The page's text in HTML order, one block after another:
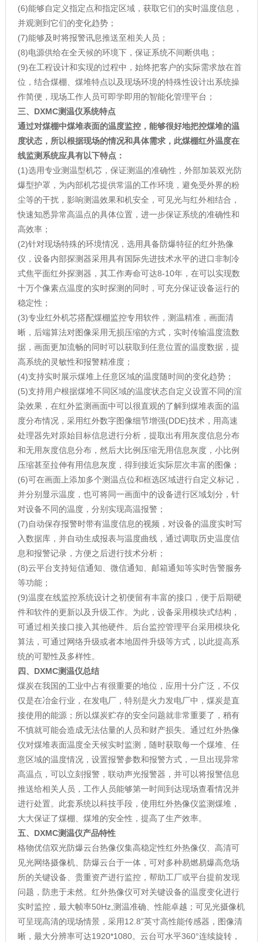
(6)能够自定义指定点和指定区域，获取它们的实时温度信息，
并观测到它们的变化趋势；
(7)能够及时将报警讯息推送至相关人员；
(8)电源供给在全天候的环境下，保证系统不间断供电；
(9)在工程设计和实现的过程中，始终把客户的实际需求放在首
位，结合煤棚、煤堆特点以及现场环境的特殊性设计出系统操
作简便，现场工作人员可即学即用的智能化管理平台；
三、 DXMC测温仪系统特点
通过对煤棚中煤堆表面的温度监控，能够很好地把控煤堆的温
度状态，所以根据现场的情况和具体需求，此煤棚红外温度在
线监测系统应具有以下特点：
(1)选用专业测温型机芯，保证测温的准确性，外部加装双光防
爆型护罩，为内部机芯提供常温的工作环境，避免受外界的粉
尘等的干扰，影响测温效果和机安全，可见光与红外相结合，
快速知悉异常高温点的具体位置，进一步保证系统的准确性和
高效率；
(2)针对现场特殊的环境情况，选用具备防爆特征的红外热像
仪，设备内部探测器采用具有国际先进技术水平的进口非制冷
式焦平面红外探测器，其工作寿命可达8-10年，在可以实现数
十万个像素点温度的实时探测的同时，可充分保证设备运行的
稳定性；
(3)专业红外机芯搭配煤棚监控专用软件，测温精准，画面清
晰，后端算法对图像采用无损压缩的方式，实时传输温度流数
据，画面更加流畅的同时可以获取到任意位置的温度数据，提
高系统的灵敏性和报警精准度；
(4)支持实时展示煤堆上任意区域的温度随时间的变化趋势；
(5)支持用户根据煤堆不同区域的温度状态自定义设置不同的渲
染效果，在红外监测画面中可以很直观的了解到煤堆表面的温
度分布情况，采用红外数字图像细节增强(DDE)技术，用高速
处理器先对原始目标信息进行分析，提取出有用灰度信息分布
和无用灰度信息分布，然后大比例压缩无用信息灰度，小比例
压缩甚至拉伸有用信息灰度，得到接近实际层次丰富的图像；
(6)可在画面上添加多个测温点位和框选区域进行自定义标记，
并分别显示温度，也可将同一画面中的设备进行区域划分，针
对设备不同的温度，分别实现高温报警；
(7)自动保存报警时带有温度信息的视频，对设备的温度实时写
入数据库，并自动生成报表与温度曲线，通过调取历史温度信
息和报警记录，方便之后进行技术分析；
(8)云平台支持短信通知、微信通知、邮箱通知等实时告警服务
等功能；
(9)温度在线监控系统设计之初便留有丰富的接口，便于后期硬
件和软件的更新以及升级工作。为此，设备采用模块式结构，
可通过相关接口接入其他硬件。后台监控管理平台采用模块化
算法，可通过网络升级或者本地固件升级等方式，以此提高系
统的可塑性及多样性。
四、 DXMC测温仪总结
煤炭在我国的工业中占有很重要的地位，应用十分广泛，不仅
仅是在冶金行业，在发电厂，特别是火力发电厂中，煤炭是直
接使用的能源；所以煤炭贮存的安全问题就非常重要了，稍有
不慎就可能会造成无法估量的人员和财产损失。通过红外热像
仪对煤堆表面温度全天候实时监测，随时获取每一个煤堆、任
意区域的温度情况，设置报警参数和报警方式，一旦出现异常
高温点，可以立刻报警，联动声光报警器，并可以将报警信息
推送给相关人员，工作人员能够第一时间到达现场查看情况并
进行处置。此套系统以科技手段，使用红外热像仪监测煤堆，
大大保证了煤棚、煤堆的安全性，提高了生产效率。
五、 DXMC测温仪产品特性
格物优信双光防爆云台热像仪集高稳定性红外热像仪、高清可
见光网络摄像机、防爆云台于一体，可对多种易燃易爆高危场
所的关键设备、贵重资产进行监控，帮助工厂或平台提前发现
问题，防患于未然。红外热像仪可对关键设备的温度变化进行
实时监控，最大帧率50Hz,测温准确、性能卓越；可见光摄像机
可呈现高清的现场情景，采用12.8”英寸高性能传感器，图像清
晰，最大分辨率可达1920*1080。云台可水平360°连续旋转，